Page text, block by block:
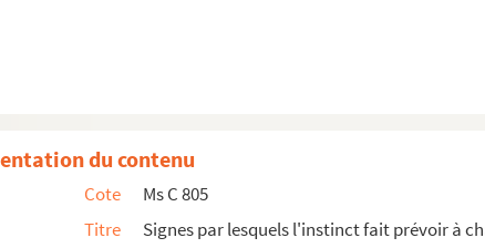
M. Ward, avec une introduction par J. Sag...
la plupart des maladies
du contenu
Cote
Ms C 805
Titre
Signes par lesquels l'instinct fait prévoir à